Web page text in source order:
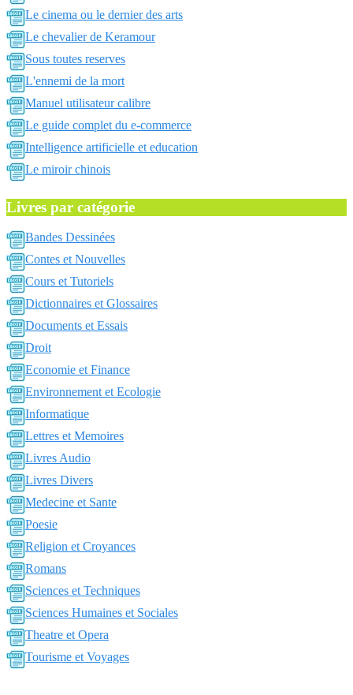
Le cinema ou le dernier des arts
Le chevalier de Keramour
Sous toutes reserves
L'ennemi de la mort
Manuel utilisateur calibre
Le guide complet du e-commerce
Intelligence artificielle et education
Le miroir chinois
Livres par catégorie
Bandes Dessinées
Contes et Nouvelles
Cours et Tutoriels
Dictionnaires et Glossaires
Documents et Essais
Droit
Economie et Finance
Environnement et Ecologie
Informatique
Lettres et Memoires
Livres Audio
Livres Divers
Medecine et Sante
Poesie
Religion et Croyances
Romans
Sciences et Techniques
Sciences Humaines et Sociales
Theatre et Opera
Tourisme et Voyages